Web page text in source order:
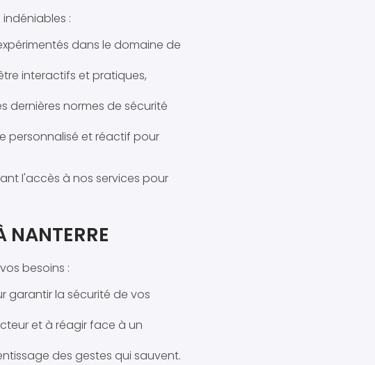
indéniables :
dans le domaine de
interactifs et pratiques,
dernières normes de sécurité
personnalisé et réactif pour
l'accès à nos services pour
NANTERRE
besoins :
garantir la sécurité de vos
et à réagir face à un
des gestes qui sauvent.